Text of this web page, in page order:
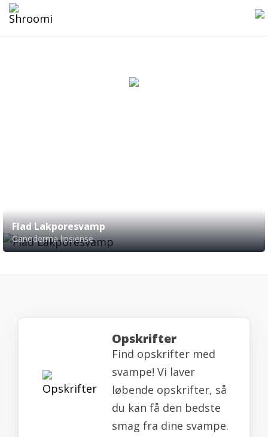
Flad Lakporesvamp
Ganoderma lipsiense
Opskrifter
Find opskrifter med
svampe! Vi laver
løbende opskrifter, så
du kan få den bedste
smag fra dine svampe.